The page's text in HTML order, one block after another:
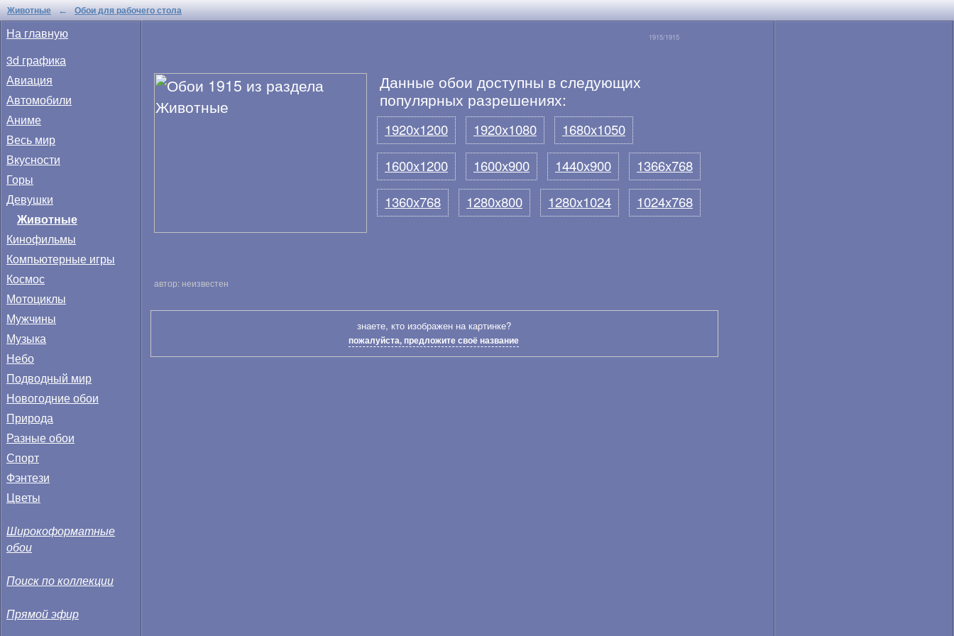
Животные ← Обои для рабочего стола
На главную
3d графика
Авиация
Автомобили
Аниме
Весь мир
Вкусности
Горы
Девушки
Животные
Кинофильмы
Компьютерные игры
Космос
Мотоциклы
Мужчины
Музыка
Небо
Подводный мир
Новогодние обои
Природа
Разные обои
Спорт
Фэнтези
Цветы
Широкоформатные
обои
Поиск по коллекции
Прямой эфир
1915/1915
Данные обои доступны в следующих
популярных разрешениях:
1920x1200 1920x1080
1680x1050
1600x1200
1600x900 1440x900
1366x768
1360x768
1280x800 1280x1024 1024x768
автор: неизвестен
знаете, кто изображен на картинке?
пожалуйста, предложите своё название